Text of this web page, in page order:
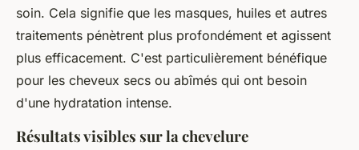
soin. Cela signifie que les masques, huiles et autres
traitements pénètrent plus profondément et agissent
plus efficacement. C'est particulièrement bénéfique
pour les cheveux secs ou abîmés qui ont besoin
d'une hydratation intense.
Résultats visibles sur la chevelure